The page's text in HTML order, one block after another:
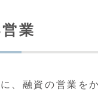
業
、融資の営業を